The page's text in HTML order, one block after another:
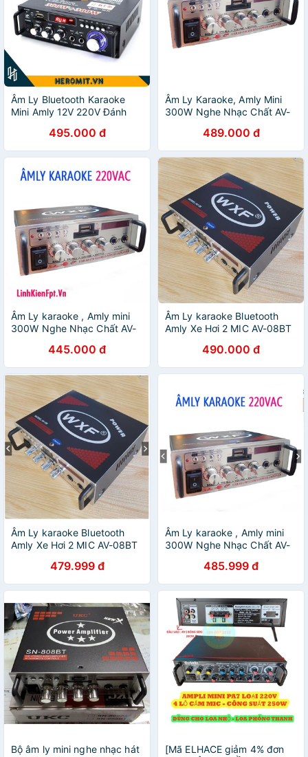
Âm Ly Bluetooth Karaoke
Mini Amly 12V 220V Đánh
495.000 đ
Âm Ly Karaoke, Amly Mini
300W Nghe Nhạc Chất AV-
489.000 đ
Âm Ly karaoke , Amly mini
300W Nghe Nhạc Chất AV-
445.000 đ
Âm Ly karaoke Bluetooth
Amly Xe Hơi 2 MIC AV-08BT
490.000 đ
Âm Ly karaoke Bluetooth
Amly Xe Hơi 2 MIC AV-08BT
479.999 đ
Âm Ly karaoke , Amly mini
300W Nghe Nhạc Chất AV-
485.999 đ
Bộ âm ly mini nghe nhạc hát
[Mã ELHACE giảm 4% đơn